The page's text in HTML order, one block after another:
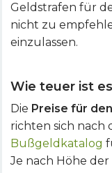
Geldstrafen für
nicht zu
einzulassen.
Wie teuer ist
Die Preise für
richten sich nach
Bußgeldkatalog
Je nach Höhe